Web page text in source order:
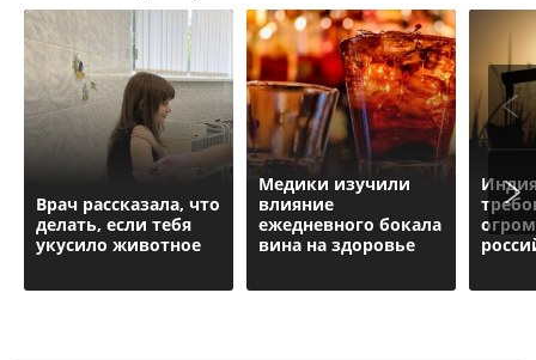
Врач рассказала, что
делать, если тебя
укусило животное
Медики изучили
влияние
ежедневного бокала
вина на здоровье